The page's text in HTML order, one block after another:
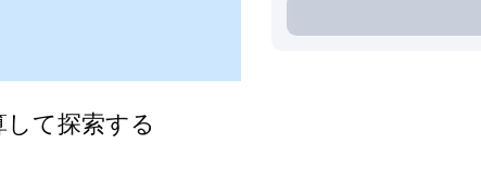
て探索する